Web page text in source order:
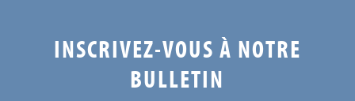
INSCRIVEZ-VOUS À NOTRE
BULLETIN